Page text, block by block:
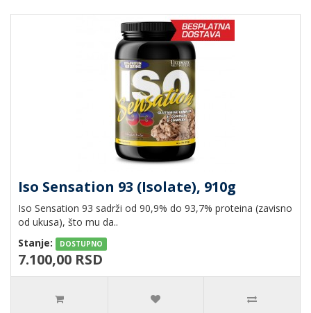
Iso Sensation 93 (Isolate), 910g
Iso Sensation 93 sadrži od 90,9% do 93,7% proteina (zavisno
od ukusa), što mu da..
Stanje:
DOSTUPNO
7.100,00 RSD